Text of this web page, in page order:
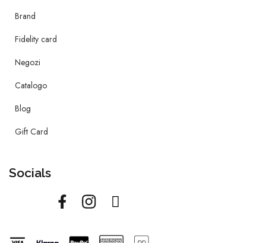
Brand
Fidelity card
Negozi
Catalogo
Blog
Gift Card
Socials